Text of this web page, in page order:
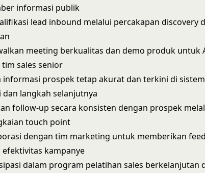
informasi publik
lead inbound melalui percakapan discovery
meeting berkualitas dan demo produk untuk
sales senior
informasi prospek tetap akurat dan terkini di
dan langkah selanjutnya
follow-up secara konsisten dengan prospek
touch point
dengan tim marketing untuk memberikan
efektivitas kampanye
dalam program pelatihan sales berkelanjutan